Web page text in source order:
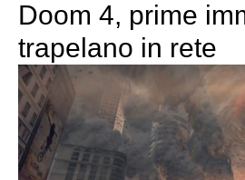
Doom 4, prime
trapelano in rete